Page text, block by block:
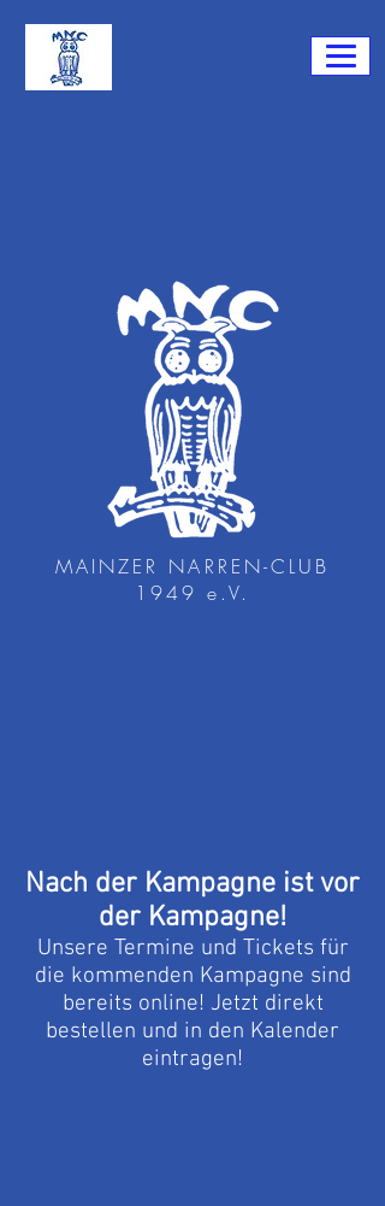
MAINZER NARREN-CLUB
1949 e.V.
Nach der Kampagne ist vor
der Kampagne!
Unsere Termine und Tickets für
die kommenden Kampagne sind
bereits online! Jetzt direkt
bestellen und in den Kalender
eintragen!